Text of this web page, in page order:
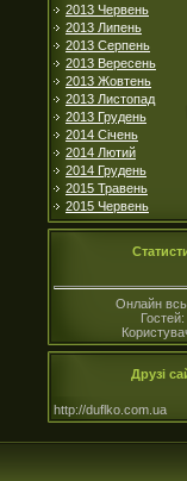
2013 Червень
2013 Липень
2013 Серпень
2013 Вересень
2013 Жовтень
2013 Листопад
2013 Грудень
2014 Січень
2014 Лютий
2014 Грудень
2015 Травень
2015 Червень
Онлайн
Гостей:
Друзі
http://duflko.com.ua